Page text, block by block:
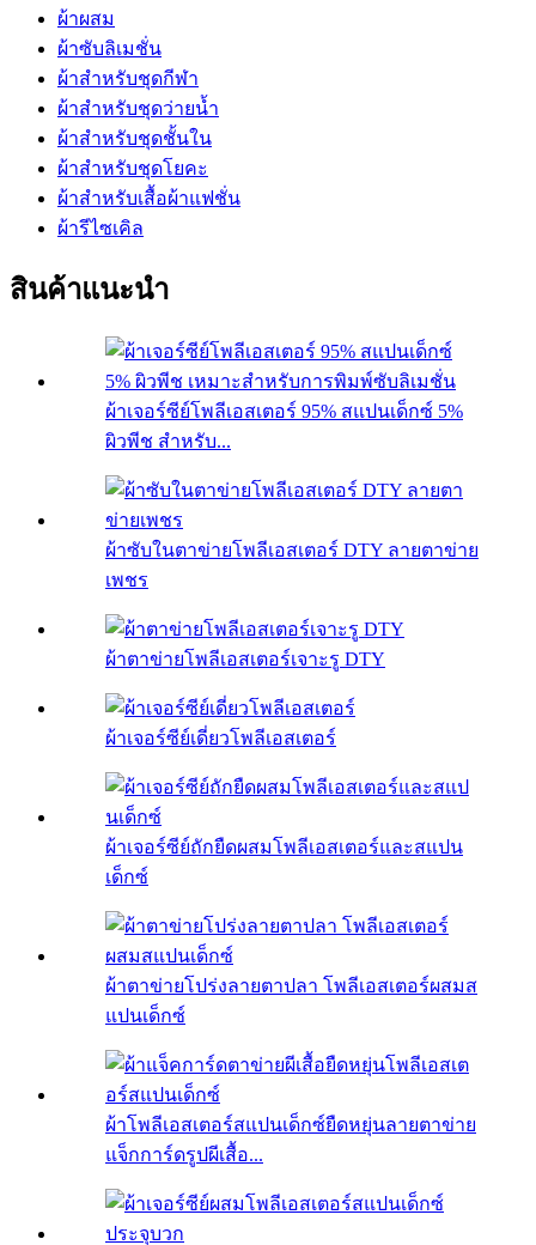
ผ้าผสม
ผ้าซับลิเมชั่น
ผ้าสำหรับชุดกีฬา
ผ้าสำหรับชุดว่ายน้ำ
ผ้าสำหรับชุดชั้นใน
ผ้าสำหรับชุดโยคะ
ผ้าสำหรับเสื้อผ้าแฟชั่น
ผ้ารีไซเคิล
สินค้าแนะนำ
ผ้าเจอร์ซีย์โพลีเอสเตอร์ 95% สแปนเด็กซ์ 5%
ผิวพีช สำหรับ...
ผ้าซับในตาข่ายโพลีเอสเตอร์ DTY ลายตาข่าย
เพชร
ผ้าตาข่ายโพลีเอสเตอร์เจาะรู DTY
ผ้าเจอร์ซีย์เดี่ยวโพลีเอสเตอร์
ผ้าเจอร์ซีย์ถักยืดผสมโพลีเอสเตอร์และสแปน
เด็กซ์
ผ้าตาข่ายโปร่งลายตาปลา โพลีเอสเตอร์ผสมส
แปนเด็กซ์
ผ้าโพลีเอสเตอร์สแปนเด็กซ์ยืดหยุ่นลายตาข่าย
แจ็กการ์ดรูปผีเสื้อ...